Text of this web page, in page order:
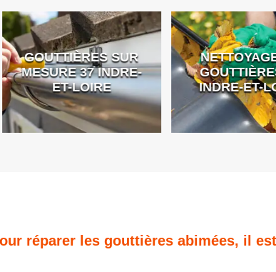
GOUTTIÈRES SUR
MESURE 37 INDRE-
ET-LOIRE
INDRE-ET-
réparer les gouttières abimées, il